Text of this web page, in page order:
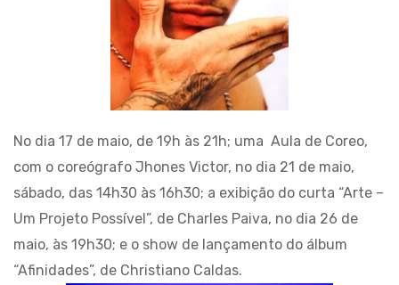
No dia 17 de maio, de 19h às 21h; uma Aula de Coreo,
com o coreógrafo Jhones Victor, no dia 21 de maio,
sábado, das 14h30 às 16h30; a exibição do curta “Arte –
Um Projeto Possível”, de Charles Paiva, no dia 26 de
maio, às 19h30; e o show de lançamento do álbum
“Afinidades”, de Christiano Caldas.